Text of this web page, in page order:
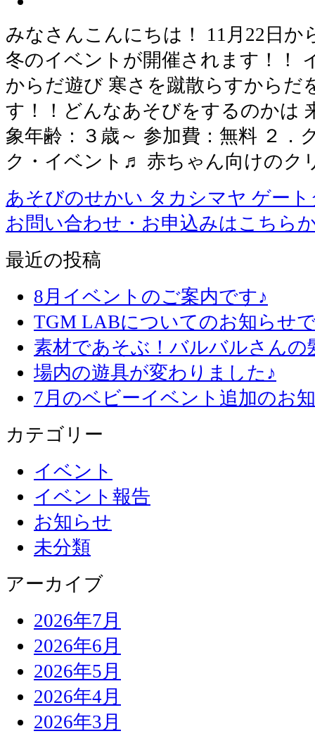
みなさんこんにちは！ 11月22日か
冬のイベントが開催されます！！
からだ遊び 寒さを蹴散らすからだ
す！！どんなあそびをするのかは
象年齢：３歳～ 参加費：無料 ２．
ク・イベント♬ 赤ちゃん向けのク
あそびのせかい タカシマヤ ゲー
お問い合わせ・お申込みはこちら
最近の投稿
8月イベントのご案内です♪
TGM LABについてのお知らせ
素材であそぶ！バルバルさん
場内の遊具が変わりました♪
7月のベビーイベント追加のお
カテゴリー
イベント
イベント報告
お知らせ
未分類
アーカイブ
2026年7月
2026年6月
2026年5月
2026年4月
2026年3月